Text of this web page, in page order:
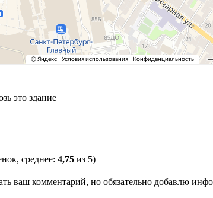
это здание
среднее: 4,75 из 5)
ваш комментарий, но обязательно добавлю